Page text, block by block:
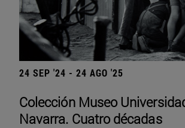
24 SEP '24 - 24 AGO '25
Colección Museo
Navarra. Cuatro décadas